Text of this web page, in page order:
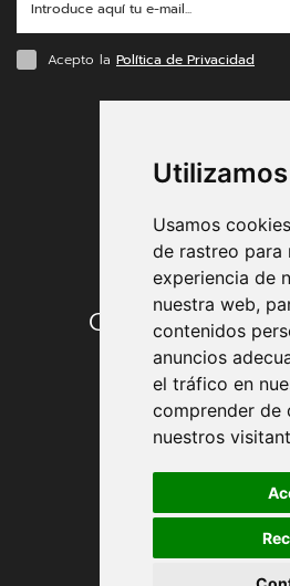
Usamos
de rastreo para
experiencia de
nuestra web,
contenidos
anuncios
el tráfico en
comprender de
nuestros
Acepto la Política de Privacidad
Condiciones de
Envío y
Formas de
Política de